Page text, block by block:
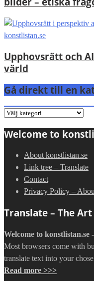
Upphovsrätt och
värld
Gå direkt till en
Gå
till
kategori:
Welcome to
About konstlistan.se
Link tree – Translate
Contact
Privacy Policy –
Translate – The
Welcome to
Most browsers come with
translate text into your
Read more >>>